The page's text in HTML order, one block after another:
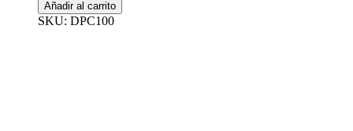
Añadir al carrito
SKU: DPC100